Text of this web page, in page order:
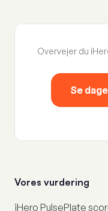
Overvejer du
Se
Vores vurdering
iHero PulsePlate